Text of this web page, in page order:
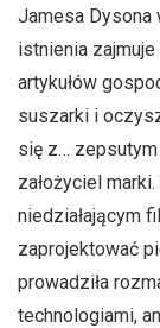
Jamesa Dysona
istnienia
artykułów
suszarki i
się z…
założyciel
niedziałającym
zaprojektować
prowadziła
technologiami,